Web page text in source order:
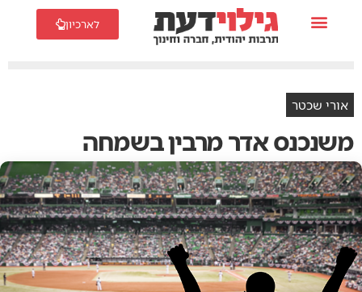
לארכיון
אורי שכטר
משנכנס אדר מרבין בשמחה